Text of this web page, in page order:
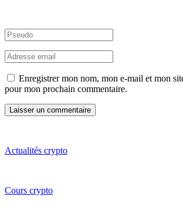
Enregistrer mon nom, mon e-mail et mon
pour mon prochain commentaire.
Actualités crypto
Cours crypto